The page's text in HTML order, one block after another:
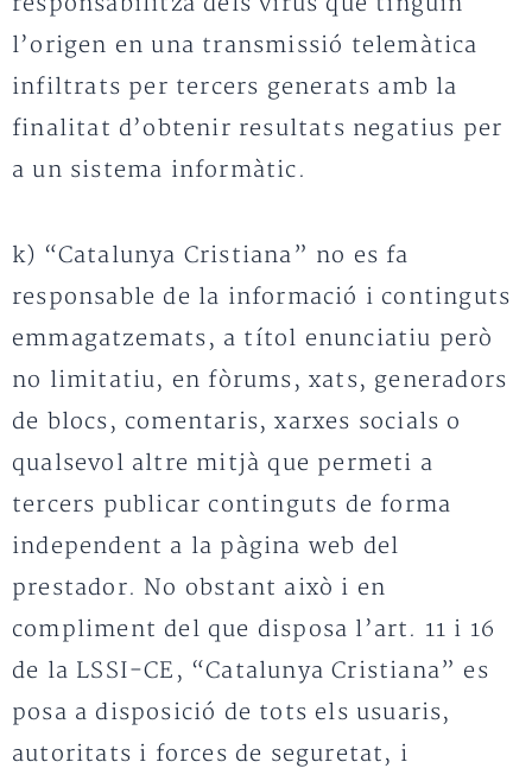
l’origen en una transmissió telemàtica
infiltrats per tercers generats amb la
finalitat d’obtenir resultats negatius per
a un sistema informàtic.
k) “Catalunya Cristiana” no es fa
responsable de la informació i continguts
emmagatzemats, a títol enunciatiu però
no limitatiu, en fòrums, xats, generadors
de blocs, comentaris, xarxes socials o
qualsevol altre mitjà que permeti a
tercers publicar continguts de forma
independent a la pàgina web del
prestador. No obstant això i en
compliment del que disposa l’art. 11 i 16
de la LSSI-CE, “Catalunya Cristiana” es
posa a disposició de tots els usuaris,
autoritats i forces de seguretat, i